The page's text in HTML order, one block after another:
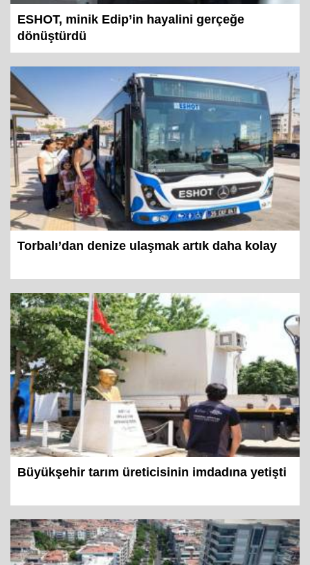
ESHOT, minik Edip’in hayalini gerçeğe
dönüştürdü
Torbalı’dan denize ulaşmak artık daha kolay
Büyükşehir tarım üreticisinin imdadına yetişti